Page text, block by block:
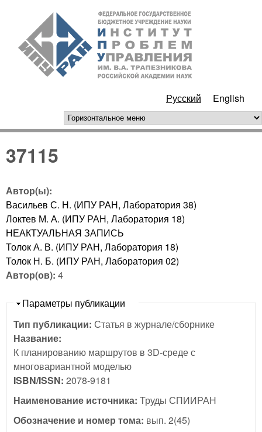
Перейти к основному
содержанию
РАН
Русский English
горизонтальное меню
37115
Автор(ы):
Васильев С. Н. (ИПУ РАН, Лаборатория 38)
Локтев М. А. (ИПУ РАН, Лаборатория 18)
НЕАКТУАЛЬНАЯ ЗАПИСЬ
Толок А. В. (ИПУ РАН, Лаборатория 18)
Толок Н. Б. (ИПУ РАН, Лаборатория 02)
Автор(ов): 4
Скрыть
Параметры публикации
Тип публикации: Статья в журнале/сборнике
Название:
К планированию маршрутов в 3D-среде с
многовариантной моделью
ISBN/ISSN: 2078-9181
Наименование источника: Труды СПИИРАН
Обозначение и номер тома: вып. 2(45)